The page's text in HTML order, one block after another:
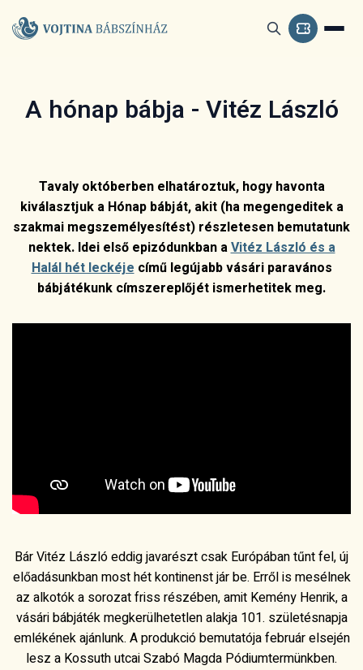
A hónap bábja - Vitéz László
Tavaly októberben elhatároztuk, hogy havonta
kiválasztjuk a Hónap bábját, akit (ha megengeditek a
szakmai megszemélyesítést) részletesen bemutatunk
nektek. Idei első epizódunkban aVitéz László és a
Halál hét leckéjecímű legújabb vásári paravános
bábjátékunk címszereplőjét ismerhetitek meg.
Bár Vitéz László eddig javarészt csak Európában tűnt fel, új
előadásunkban most hét kontinenst jár be. Erről is mesélnek
az alkotók a sorozat friss részében, amit Kemény Henrik, a
vásári bábjáték megkerülhetetlen alakja 101. születésnapja
emlékének ajánlunk. A produkció bemutatója február elsején
lesz a Kossuth utcai Szabó Magda Pódiumtermünkben.